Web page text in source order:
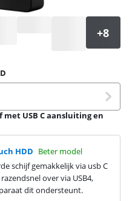
USB C aansluiting en
HDD Beter model
schijf gemakkelijk via usb C
over via USB4,
dit ondersteunt.